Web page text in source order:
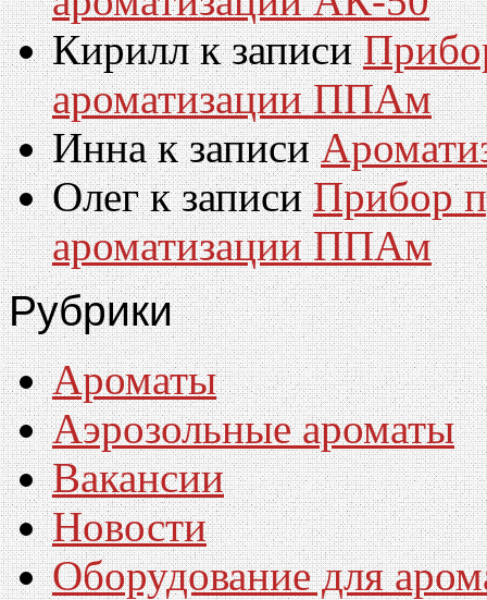
Кириллк записи
ароматизации ППАм
Иннак записи
Олегк записиПрибор
ароматизации ППАм
Рубрики
Ароматы
Аэрозольные ароматы
Вакансии
Новости
Оборудование для